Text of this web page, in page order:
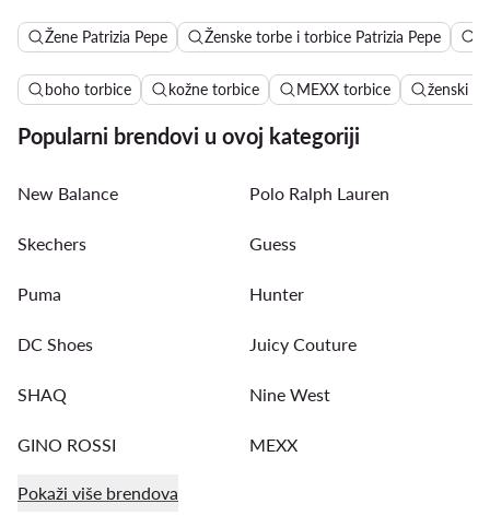
Žene Patrizia Pepe Ženske torbe i torbice Patrizia Pepe
boho torbice kožne torbice MEXX torbice ženski
Popularni brendovi u ovoj kategoriji
New Balance Polo Ralph Lauren
Skechers Guess
Puma Hunter
DC Shoes Juicy Couture
SHAQ Nine West
GINO ROSSI MEXX
Pokaži više brendova